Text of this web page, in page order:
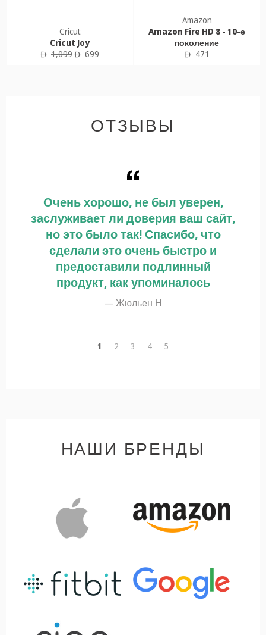
Cricut
Cricut Joy
Обычная
ê 1,099Цена
ê 699
Amazon
Amazon Fire HD 8 - 10-е
поколение
Обычная
ê 471
ОТЗЫВЫ
Очень хорошо, не был уверен,
заслуживает ли доверия ваш сайт,
но это было так! Спасибо, что
сделали это очень быстро и
предоставили подлинный
продукт, как упоминалось
Жюльен Н
1 2 3 4 5
НАШИ БРЕНДЫ